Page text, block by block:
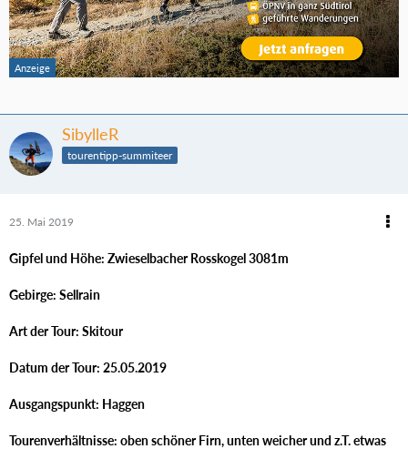
SibylleR
tourentipp-summiteer
25. Mai 2019
Gipfel und Höhe: Zwieselbacher Rosskogel 3081m
Gebirge: Sellrain
Art der Tour: Skitour
Datum der Tour: 25.05.2019
Ausgangspunkt: Haggen
Tourenverhältnisse: oben schöner Firn, unten weicher und z.T. etwas